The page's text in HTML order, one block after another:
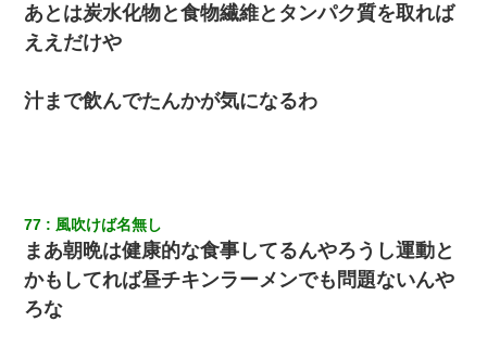
あとは炭水化物と食物繊維とタンパク質を取れば
ええだけや
汁まで飲んでたんかが気になるわ
77 風吹けば名無し
まあ朝晩は健康的な食事してるんやろうし運動と
かもしてれば昼チキンラーメンでも問題ないんや
ろな